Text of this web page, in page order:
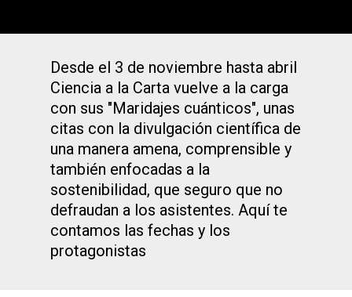
Desde el 3 de noviembre hasta abril
Ciencia a la Carta vuelve a la carga
con sus "Maridajes cuánticos", unas
citas con la divulgación científica de
una manera amena, comprensible y
también enfocadas a la
sostenibilidad, que seguro que no
defraudan a los asistentes. Aquí te
contamos las fechas y los
protagonistas